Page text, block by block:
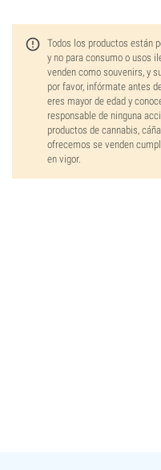
Todos los productos están
y no para consumo o usos
venden como souvenirs, y
por favor, infórmate antes
eres mayor de edad y
responsable de ninguna
productos de cannabis,
ofrecemos se venden
en vigor.